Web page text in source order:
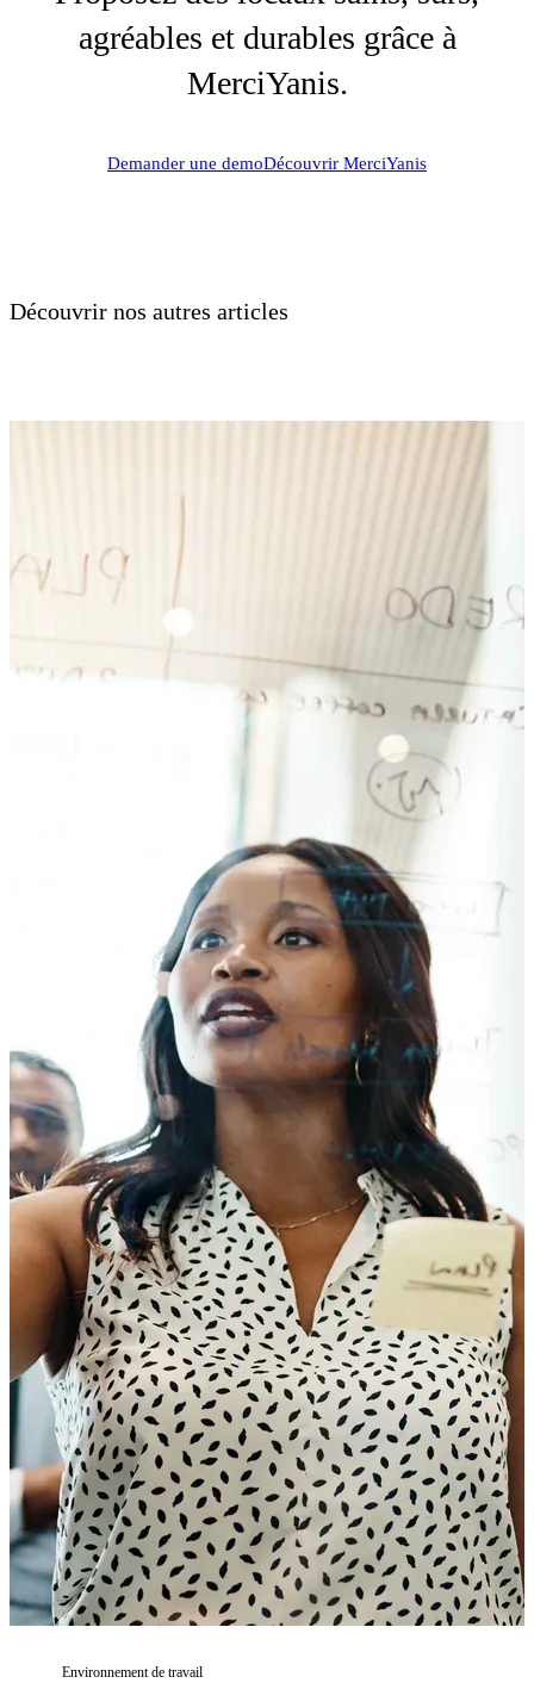
agréables et durables grâce à
MerciYanis.
Demander une demoDécouvrir MerciYanis
Découvrir nos autres articles
Environnement de travail